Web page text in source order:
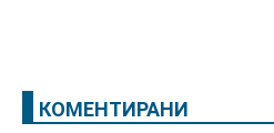
КОМЕНТИРАНИ